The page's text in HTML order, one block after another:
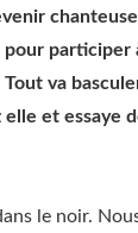
participer
Tout va
et essaye
le noir.